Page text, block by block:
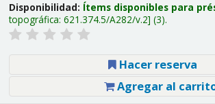
Disponibilidad: Ítems disponibles para
topográfica: 621.374.5/A282/v.2 (3).
Hacer reserva
Agregar al